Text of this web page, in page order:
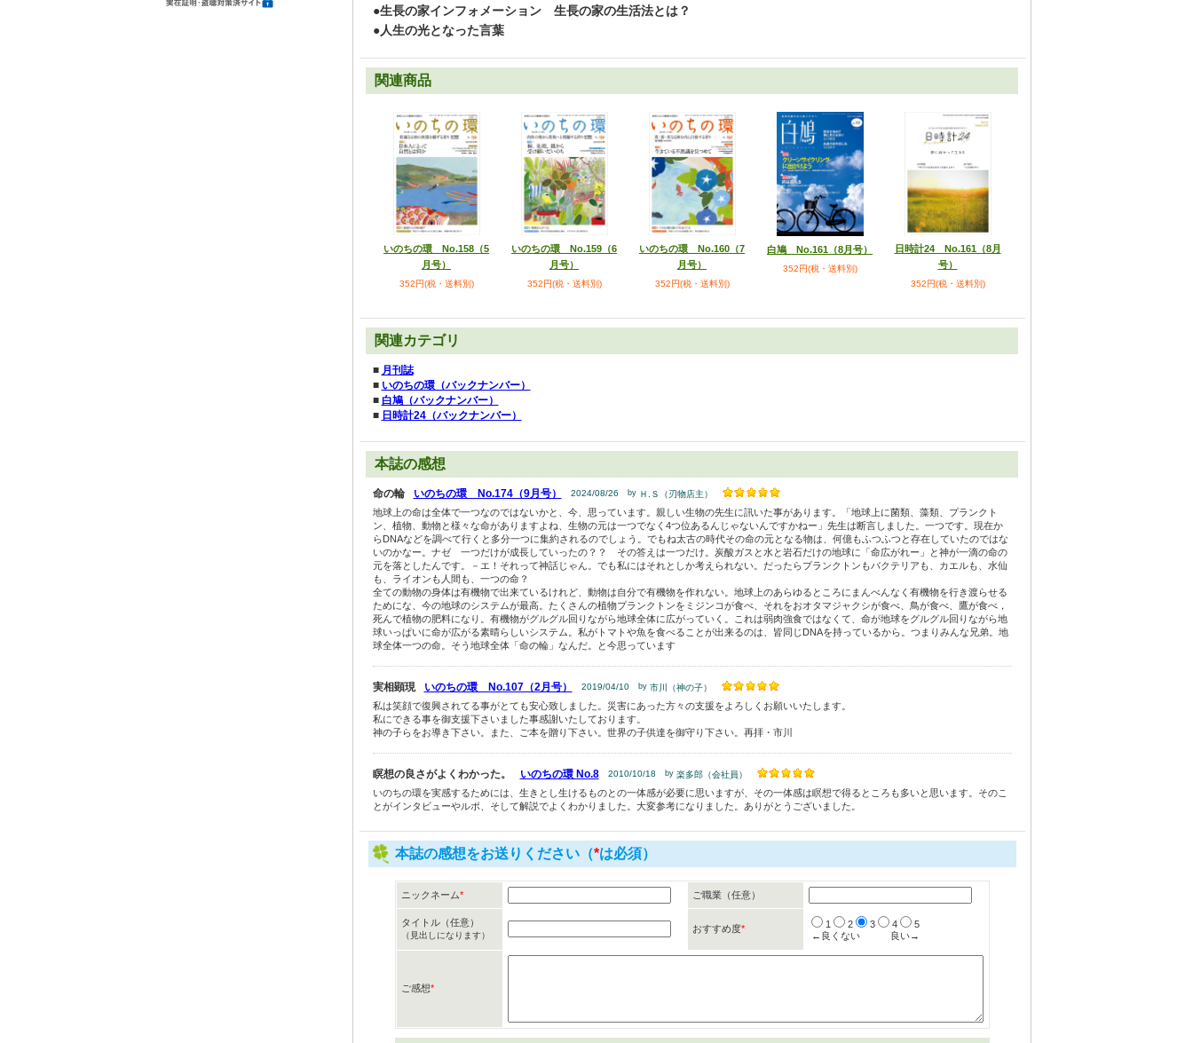
●生長の家インフォメーション 生長の家の生活法とは？
●人生の光となった言葉
関連商品
いのちの環 No.158（5
月号）
352円(税・送料別)
いのちの環 No.159（6
月号）
352円(税・送料別)
いのちの環 No.160（7
月号）
352円(税・送料別)
白鳩 No.161（8月号）
352円(税・送料別)
日時計24 No.161（8月
号）
352円(税・送料別)
関連カテゴリ
■ 月刊誌
■ いのちの環（バックナンバー）
■ 白鳩（バックナンバー）
■ 日時計24（バックナンバー）
本誌の感想
命の輪 いのちの環 No.174（9月号） 2024/08/26 by Ｈ.Ｓ（刃物店主）
地球上の命は全体で一つなのではないかと、今、思っています。親しい生物の先生に訊いた事があります。「地球上に菌類、藻類、プランクト
ン、植物、動物と様々な命がありますよね、生物の元は一つでなく4つ位あるんじゃないんですかねー」先生は断言しました。一つです。現在か
らDNAなどを調べて行くと多分一つに集約されるのでしょう。でもね太古の時代その命の元となる物は、何億もふつふつと存在していたのではな
いのかなー。ナゼ 一つだけが成長していったの？？ その答えは一つだけ。炭酸ガスと水と岩石だけの地球に「命広がれー」と神が一滴の命の
元を落としたんです。－エ！それって神話じゃん。でも私にはそれとしか考えられない。だったらプランクトンもバクテリアも、カエルも、水仙
も、ライオンも人間も、一つの命？
全ての動物の身体は有機物で出来ているけれど、動物は自分で有機物を作れない。地球上のあらゆるところにまんべんなく有機物を行き渡らせる
ためにな、今の地球のシステムが最高。たくさんの植物プランクトンをミジンコが食べ、それをおオタマジャクシが食べ、鳥が食べ、鷹が食べ，
死んで植物の肥料になり。有機物がグルグル回りながら地球全体に広がっていく。これは弱肉強食ではなくて、命が地球をグルグル回りながら地
球いっぱいに命が広がる素晴らしいシステム。私がトマトや魚を食べることが出来るのは、皆同じDNAを持っているから。つまりみんな兄弟。地
球全体一つの命。そう地球全体「命の輪」なんだ。と今思っています
実相顕現 いのちの環 No.107（2月号） 2019/04/10 by 市川（神の子）
私は笑顔で復興されてる事がとても安心致しました。災害にあった方々の支援をよろしくお願いいたします。
私にできる事を御支援下さいました事感謝いたしております。
神の子らをお導き下さい。また、ご本を贈り下さい。世界の子供達を御守り下さい。再拝・市川
瞑想の良さがよくわかった。 いのちの環 No.8 2010/10/18 by 楽多郎（会社員）
いのちの環を実感するためには、生きとし生けるものとの一体感が必要に思いますが、その一体感は瞑想で得るところも多いと思います。そのこ
とがインタビューやルポ、そして解説でよくわかりました。大変参考になりました。ありがとうございました。
本誌の感想をお送りください（*は必須）
ニックネーム* ご職業（任意）
タイトル（任意）
（見出しになります）
おすすめ度* 1 2 3 4
5
←良くない
良い→
ご感想*